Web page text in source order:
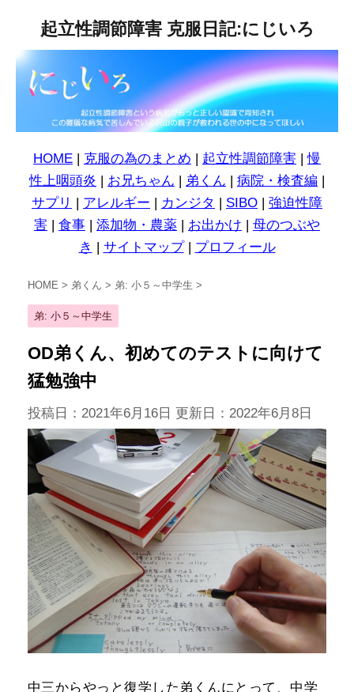
起立性調節障害 克服日記:にじいろ
HOME | 克服の為のまとめ | 起立性調節障害 |慢
性上咽頭炎 | お兄ちゃん | 弟くん | 病院・検査編 |
サプリ | アレルギー | カンジタ | SIBO | 強迫性障
害 | 食事 | 添加物・農薬 | お出かけ | 母のつぶや
き | サイトマップ| プロフィール
HOME > 弟くん > 弟: 小５～中学生 >
弟: 小５～中学生
OD弟くん、初めてのテストに向けて
猛勉強中
投稿日：2021年6月16日 更新日： 2022年6月8日
中三からやっと復学した弟くんにとって、中学